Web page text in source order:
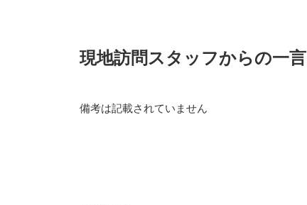
現地訪問スタッフからの一言
備考は記載されていません